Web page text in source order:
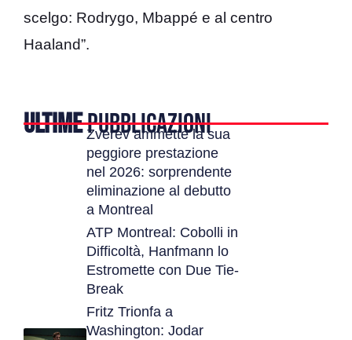
scelgo: Rodrygo, Mbappé e al centro
Haaland”.
ULTIMEPUBBLICAZIONI
Zverev ammette la sua
peggiore prestazione
nel 2026: sorprendente
eliminazione al debutto
a Montreal
ATP Montreal: Cobolli in
Difficoltà, Hanfmann lo
Estromette con Due Tie-
Break
Fritz Trionfa a
Washington: Jodar